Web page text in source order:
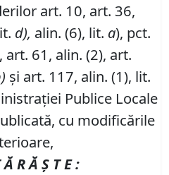
art. 10, art. 36,
d), alin. (6), lit. a), pct.
art. 61, alin. (2), art.
şi art. 117, alin. (1), lit.
Publice Locale
cu modificările
R Ă Ş T E :